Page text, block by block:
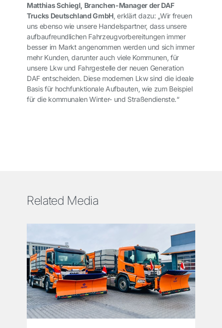
Matthias Schiegl, Branchen-Manager der DAF
Trucks Deutschland GmbH, erklärt dazu: „Wir freuen
uns ebenso wie unsere Handelspartner, dass unsere
aufbaufreundlichen Fahrzeugvorbereitungen immer
besser im Markt angenommen werden und sich immer
mehr Kunden, darunter auch viele Kommunen, für
unsere Lkw und Fahrgestelle der neuen Generation
DAF entscheiden. Diese modernen Lkw sind die ideale
Basis für hochfunktionale Aufbauten, wie zum Beispiel
für die kommunalen Winter- und Straßendienste.“
Related Media